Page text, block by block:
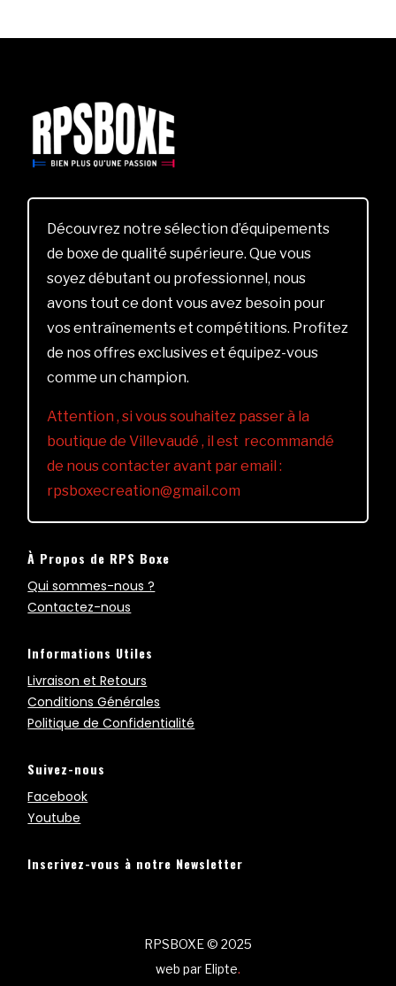
Découvrez notre sélection d’équipements
de boxe de qualité supérieure. Que vous
soyez débutant ou professionnel, nous
avons tout ce dont vous avez besoin pour
vos entraînements et compétitions. Profitez
de nos offres exclusives et équipez-vous
comme un champion.
Attention , si vous souhaitez passer à la
boutique de Villevaudé , il est recommandé
de nous contacter avant par email :
rpsboxecreation@gmail.com
À Propos de RPS Boxe
Qui sommes-nous ?
Contactez-nous
Informations Utiles
Livraison et Retours
Conditions Générales
Politique de Confidentialité
Suivez-nous
Facebook
Youtube
Inscrivez-vous à notre Newsletter
RPSBOXE © 2025
web par Elipte.